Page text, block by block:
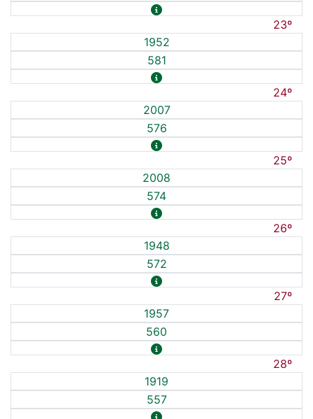
23º
1952
581
24º
2007
576
25º
2008
574
26º
1948
572
27º
1957
560
28º
1919
557